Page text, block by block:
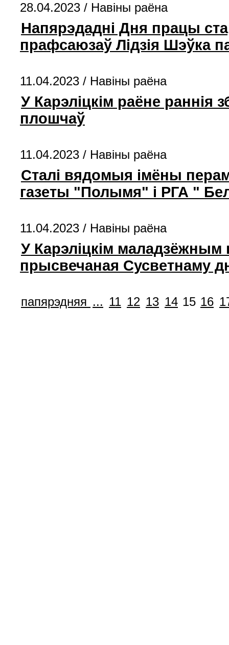
28.04.2023 / Навiны раёна
Напярэдадні Дня працы
прафсаюзаў Лідзія Шэўка
11.04.2023 / Навiны раёна
У Карэліцкім раёне
плошчаў
11.04.2023 / Навiны раёна
Сталі вядомыя імёны
газеты "Полымя" і РГА "
11.04.2023 / Навiны раёна
У Карэліцкім
прысвечаная Сусветнаму
папярэдняя ... 11 12 13 14 15 16